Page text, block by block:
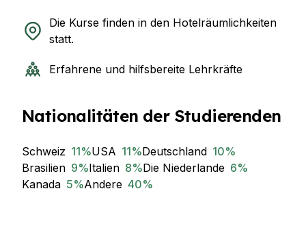
Die Kurse finden in den Hotelräumlichkeiten
statt.
Erfahrene und hilfsbereite Lehrkräfte
Nationalitäten der Studierenden
Schweiz 11%USA 11%Deutschland 10%
Brasilien 9%Italien 8%Die Niederlande 6%
Kanada 5%Andere 40%